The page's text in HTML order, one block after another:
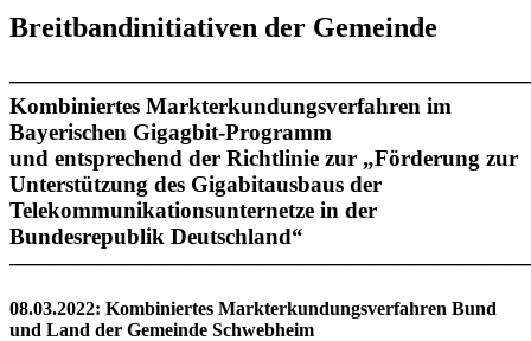
Breitbandinitiativen der Gemeinde
Kombiniertes Markterkundungsverfahren im
Bayerischen Gigagbit-Programm
und entsprechend der Richtlinie zur „Förderung zur
Unterstützung des Gigabitausbaus der
Telekommunikationsunternetze in der
Bundesrepublik Deutschland“
08.03.2022: Kombiniertes Markterkundungsverfahren Bund
und Land der Gemeinde Schwebheim